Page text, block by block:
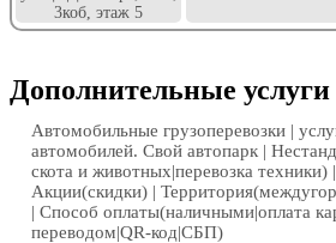
3коб, этаж 5
Дополнительные услуги
Автомобильные грузоперевозки |
автомобилей. Свой автопарк |
скота и животных|перевозка техники)
Акции(скидки) |
| Способ оплаты(наличными|оплата
переводом|QR-код|СБП)